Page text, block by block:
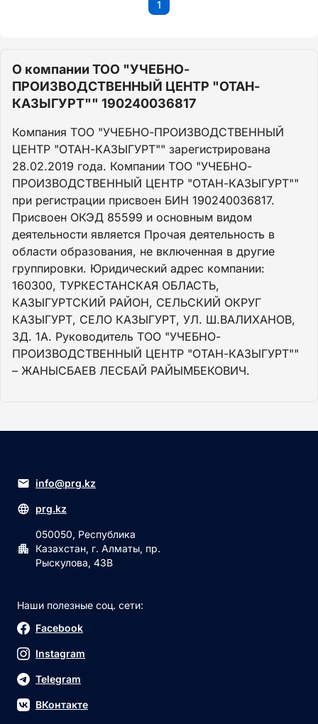
1
О компании ТОО "УЧЕБНО-
ПРОИЗВОДСТВЕННЫЙ ЦЕНТР "ОТАН-
КАЗЫГУРТ"" 190240036817
Компания ТОО "УЧЕБНО-ПРОИЗВОДСТВЕННЫЙ
ЦЕНТР "ОТАН-КАЗЫГУРТ"" зарегистрирована
28.02.2019 года. Компании ТОО "УЧЕБНО-
ПРОИЗВОДСТВЕННЫЙ ЦЕНТР "ОТАН-КАЗЫГУРТ""
при регистрации присвоен БИН 190240036817.
Присвоен ОКЭД 85599 и основным видом
деятельности является Прочая деятельность в
области образования, не включенная в другие
группировки. Юридический адрес компании:
160300, ТУРКЕСТАНСКАЯ ОБЛАСТЬ,
КАЗЫГУРТСКИЙ РАЙОН, СЕЛЬСКИЙ ОКРУГ
КАЗЫГУРТ, СЕЛО КАЗЫГУРТ, УЛ. Ш.ВАЛИХАНОВ,
ЗД. 1А. Руководитель ТОО "УЧЕБНО-
ПРОИЗВОДСТВЕННЫЙ ЦЕНТР "ОТАН-КАЗЫГУРТ""
– ЖАНЫСБАЕВ ЛЕСБАЙ РАЙЫМБЕКОВИЧ.
info@prg.kz
prg.kz
050050, Республика
Казахстан, г. Алматы, пр.
Рыскулова, 43В
Наши полезные соц. сети:
Facebook
Instagram
Telegram
ВКонтакте